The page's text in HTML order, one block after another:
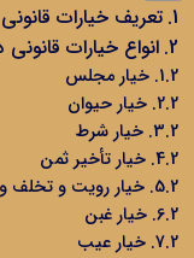
تعریف خیارات قانونی
انواع خیارات
خیار مجلس
خیار حیوان
خیار شرط
خیار تأخیر ثمن
خیار رویت و
خیار غبن
خیار عیب